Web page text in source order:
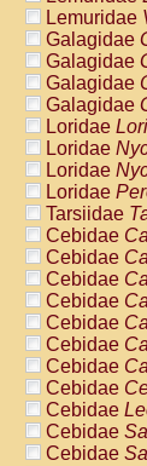
Atelidae
Atelidae
Atelidae
Atelidae
Atelidae
Atelidae
Atelidae
Pitheciidae
Pitheciidae
Pitheciidae
Pitheciidae
Pitheciidae
Pitheciidae
Pitheciidae
Pitheciidae
Pitheciidae
Lemuridae
Galagidae
Galagidae
Galagidae
Galagidae
Loridae
Loridae
Loridae
Loridae
Tarsiidae
Cebidae
Cebidae
Cebidae
Cebidae
Cebidae
Cebidae
Cebidae
Cebidae
Cebidae
Cebidae
Cebidae